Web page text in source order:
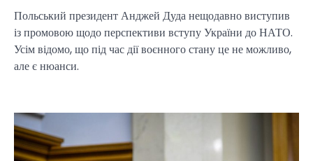
Польський президент Анджей Дуда нещодавно виступив
із промовою щодо перспективи вступу України до НАТО.
Усім відомо, що під час дії воєнного стану це не можливо,
але є нюанси.